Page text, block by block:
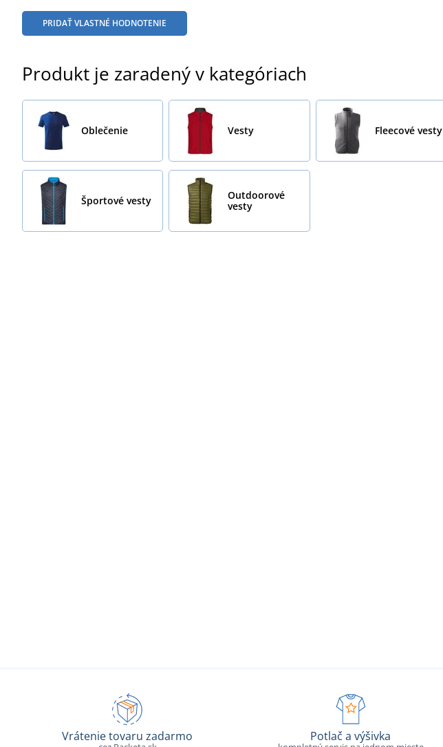
PRIDAŤ VLASTNÉ HODNOTENIE
Produkt je zaradený v kategóriach
Oblečenie Vesty Fleecové vesty
Športové vesty
Outdoorové
vesty
Vrátenie tovaru zadarmo Potlač a výšivka